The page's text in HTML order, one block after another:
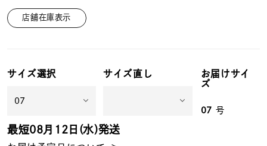
価格
店舗在庫表示
サイズ選択 サイズ直し
お届けサイ
ズ
07 号
最短08月12日(水)発送